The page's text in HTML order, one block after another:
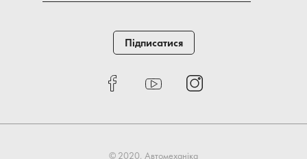
Підписатися
© 2020, Автомеханіка